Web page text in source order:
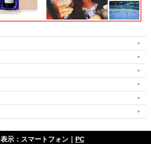
表示：スマートフォン｜ PC